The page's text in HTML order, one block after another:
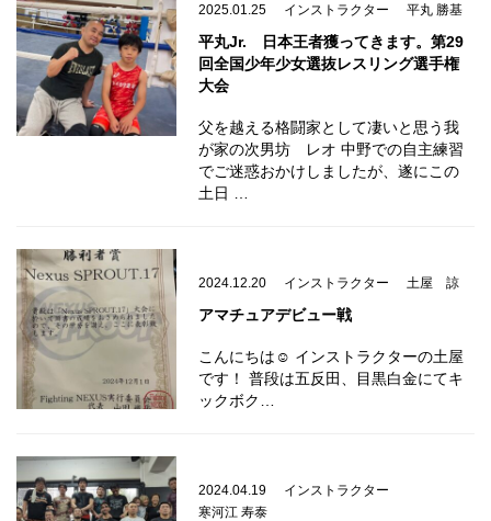
2025.01.25 インストラクター 平丸 勝基
平丸Jr. 日本王者獲ってきます。第29
回全国少年少女選抜レスリング選手権
大会
父を越える格闘家として凄いと思う我
が家の次男坊 レオ 中野での自主練習
でご迷惑おかけしましたが、遂にこの
土日 …
2024.12.20 インストラクター 土屋 諒
アマチュアデビュー戦
こんにちは☺️ インストラクターの土屋
です！ 普段は五反田、目黒白金にてキ
ックボク…
2024.04.19
インストラクター
寒河江 寿泰